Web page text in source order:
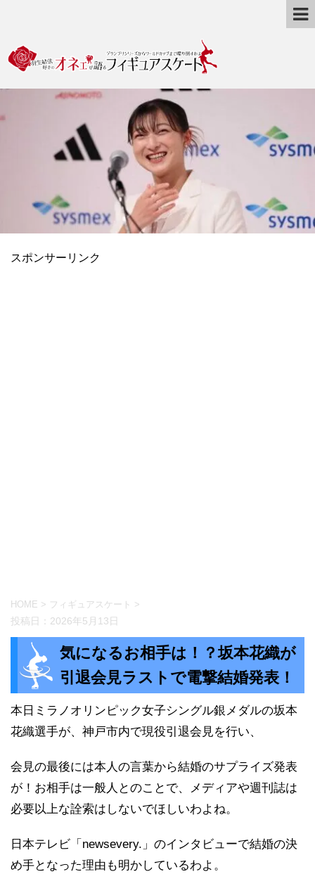
スポンサーリンク
HOME > フィギュアスケート >
投稿日： 2026年5月13日
気になるお相手は！？坂本花織が
引退会見ラストで電撃結婚発表！
本日ミラノオリンピック女子シングル銀メダルの坂本
花織選手が、神戸市内で現役引退会見を行い、
会見の最後には本人の言葉から結婚のサプライズ発表
が！お相手は一般人とのことで、メディアや週刊誌は
必要以上な詮索はしないでほしいわよね。
日本テレビ「newsevery.」のインタビューで結婚の決
め手となった理由も明かしているわよ。